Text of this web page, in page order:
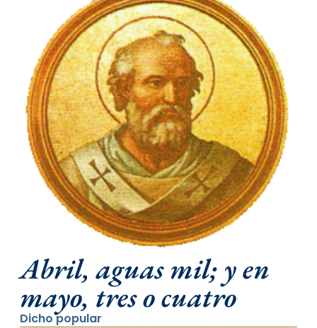
Abril, aguas mil; y en
mayo, tres o cuatro
Dicho popular